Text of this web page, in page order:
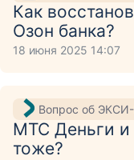
Как
Озон банка?
18 июня 2025 14:07
Вопрос об
МТС Деньги и
тоже?